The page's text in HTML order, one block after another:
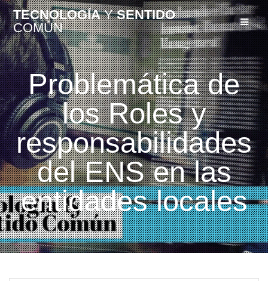
TECNOLOGÍAYSENTIDO
COMÚN
Problemática de
los Roles y
responsabilidades
del ENS en las
entidades locales